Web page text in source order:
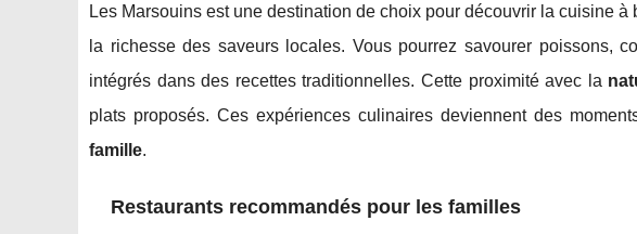
Les Marsouins est une destination de choix pour découvrir la cuisine à
la richesse des saveurs locales. Vous pourrez savourer poissons,
intégrés dans des recettes traditionnelles. Cette proximité avec la
plats proposés. Ces expériences culinaires deviennent des
famille.
Restaurants recommandés pour les familles